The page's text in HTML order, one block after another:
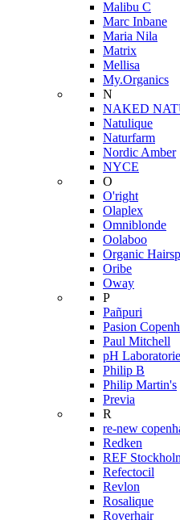
Malibu C
Marc Inbane
Maria Nila
Matrix
Mellisa
My.Organics
N
NAKED
Natulique
Naturfarm
Nordic Amber
NYCE
O
O'right
Olaplex
Omniblonde
Oolaboo
Organic
Oribe
Oway
P
Pañpuri
Pasion
Paul Mitchell
pH
Philip B
Philip Martin's
Previa
R
re-new
Redken
REF
Refectocil
Revlon
Rosalique
Roverhair